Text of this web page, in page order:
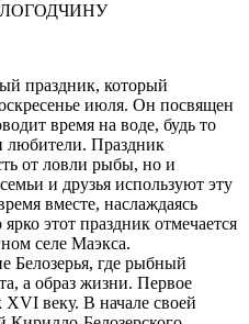
праздник, который
июля. Он посвящен
время на воде, будь то
любители. Праздник
от ловли рыбы, но и
и друзья используют эту
вместе, наслаждаясь
этот праздник отмечается
селе Маэкса.
Белозерья, где рыбный
а образ жизни. Первое
XVI веку. В начале своей